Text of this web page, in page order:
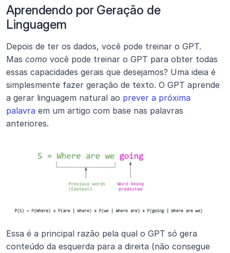
Aprendendo por Geração de
Linguagem
Depois de ter os dados, você pode treinar o GPT.
Mas como você pode treinar o GPT para obter todas
essas capacidades gerais que desejamos? Uma ideia é
simplesmente fazer geração de texto. O GPT aprende
a gerar linguagem natural ao prever a próxima
palavra em um artigo com base nas palavras
anteriores.
Essa é a principal razão pela qual o GPT só gera
conteúdo da esquerda para a direita (não consegue